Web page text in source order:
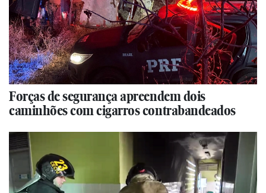
Forças de segurança apreendem dois
caminhões com cigarros contrabandeados